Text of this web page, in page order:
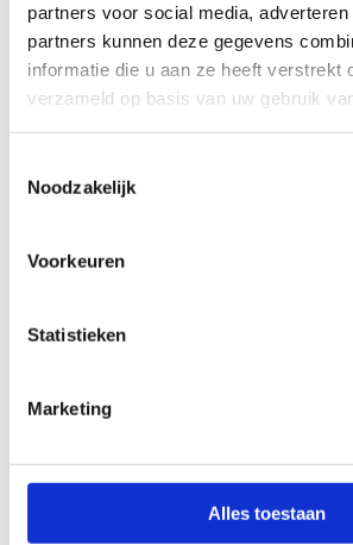
partners voor social media,
partners kunnen deze gegevens
informatie die u aan ze heeft verstrekt
verzameld op basis van uw gebruik
Noodzakelijk
Voorkeuren
Statistieken
Marketing
Alles toestaan
perfect leent voor danslessen
stijl. We hebben een volledige
van de vloer tot aan het plafond.
Met afmetingen van
11,8 meter
Op zoek naar een spiegelzaal die